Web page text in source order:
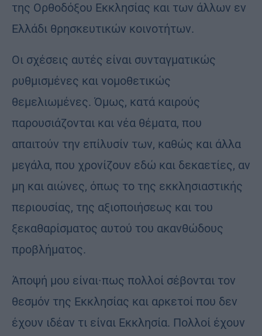
της Ορθοδόξου Εκκλησίας και των άλλων εν
Ελλάδι θρησκευτικών κοινοτήτων.
Οι σχέσεις αυτές είναι συνταγματικώς
ρυθμισμένες και νομοθετικώς
θεμελιωμένες. Όμως, κατά καιρούς
παρουσιάζονται και νέα θέματα, που
απαιτούν την επίλυσίν των, καθώς και άλλα
μεγάλα, που χρονίζουν εδώ και δεκαετίες, αν
μη και αιώνες, όπως το της εκκλησιαστικής
περιουσίας, της αξιοποιήσεως και του
ξεκαθαρίσματος αυτού του ακανθώδους
προβλήματος.
Άποψή μου είναι∙πως πολλοί σέβονται τον
θεσμόν της Εκκλησίας και αρκετοί που δεν
έχουν ιδέαν τι είναι Εκκλησία. Πολλοί έχουν